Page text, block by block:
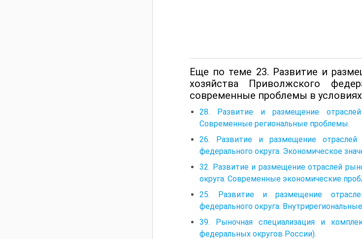
Еще по теме 23. Развитие и
хозяйства Приволжского
современные проблемы в
28. Развитие и размещение отраслей
Современные региональные проблемы.
26. Развитие и размещение отраслей
федерального округа. Экономическое
32. Развитие и размещение отраслей
округа. Современные экономические
25. Развитие и размещение
федерального округа.
39. Рыночная специализация и
федеральных округов России).